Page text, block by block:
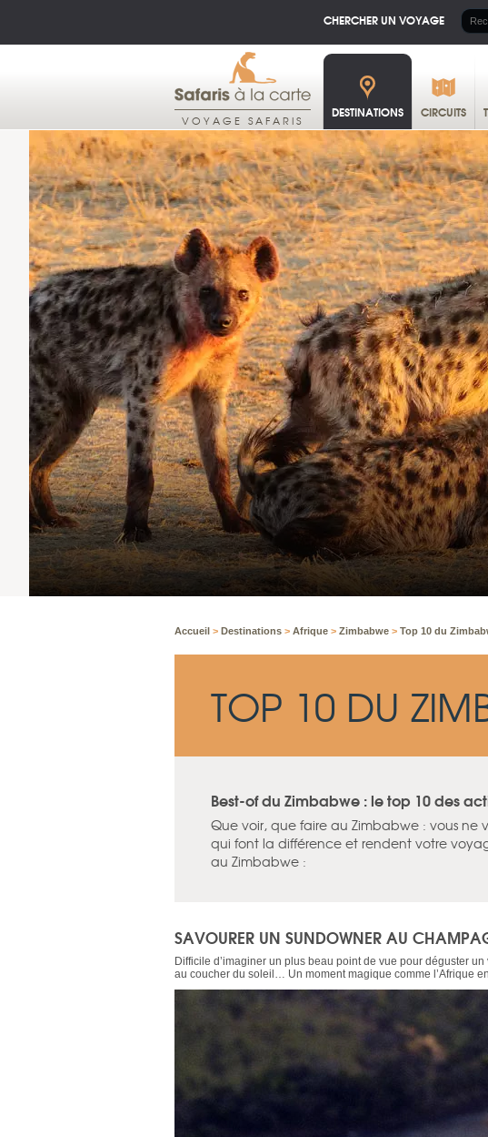
CHERCHER UN VOYAGE
VOYAGE SAFARIS DESTINATIONS CIRCUITS
Accueil > Destinations > Afrique > Zimbabwe > Top 10 du
TOP 10 DU
Best-of du Zimbabwe : le top 10 des
Que voir, que faire au Zimbabwe : vous ne
qui font la différence et rendent votre
au Zimbabwe :
SAVOURER UN SUNDOWNER AU
Difficile d’imaginer un plus beau point de vue pour déguster
au coucher du soleil… Un moment magique comme l’Afrique